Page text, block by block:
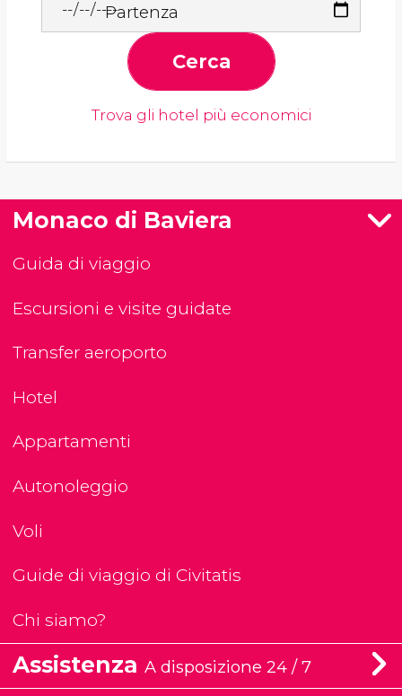
Partenza
Cerca
Trova gli hotel più economici
Monaco di Baviera
Guida di viaggio
Escursioni e visite guidate
Transfer aeroporto
Hotel
Appartamenti
Autonoleggio
Voli
Guide di viaggio di Civitatis
Chi siamo?
Assistenza A disposizione 24 / 7